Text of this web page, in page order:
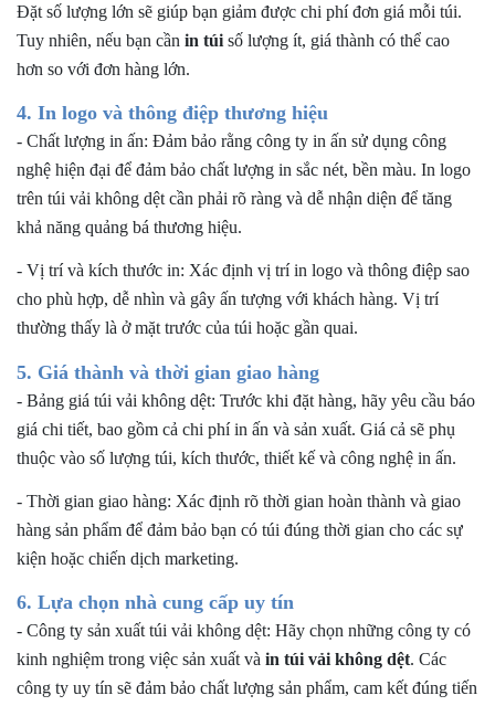
Đặt số lượng lớn sẽ giúp bạn giảm được chi phí đơn giá mỗi túi.
Tuy nhiên, nếu bạn cần in túi số lượng ít, giá thành có thể cao
hơn so với đơn hàng lớn.
4. In logo và thông điệp thương hiệu
- Chất lượng in ấn: Đảm bảo rằng công ty in ấn sử dụng công
nghệ hiện đại để đảm bảo chất lượng in sắc nét, bền màu. In logo
trên túi vải không dệt cần phải rõ ràng và dễ nhận diện để tăng
khả năng quảng bá thương hiệu.
- Vị trí và kích thước in: Xác định vị trí in logo và thông điệp sao
cho phù hợp, dễ nhìn và gây ấn tượng với khách hàng. Vị trí
thường thấy là ở mặt trước của túi hoặc gần quai.
5. Giá thành và thời gian giao hàng
- Bảng giá túi vải không dệt: Trước khi đặt hàng, hãy yêu cầu báo
giá chi tiết, bao gồm cả chi phí in ấn và sản xuất. Giá cả sẽ phụ
thuộc vào số lượng túi, kích thước, thiết kế và công nghệ in ấn.
- Thời gian giao hàng: Xác định rõ thời gian hoàn thành và giao
hàng sản phẩm để đảm bảo bạn có túi đúng thời gian cho các sự
kiện hoặc chiến dịch marketing.
6. Lựa chọn nhà cung cấp uy tín
- Công ty sản xuất túi vải không dệt: Hãy chọn những công ty có
kinh nghiệm trong việc sản xuất và in túi vải không dệt. Các
công ty uy tín sẽ đảm bảo chất lượng sản phẩm, cam kết đúng tiến